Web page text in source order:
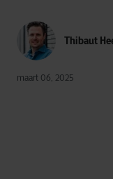
Thibaut
maart 06, 2025